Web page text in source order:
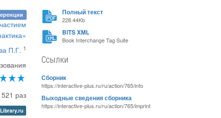
П.Г. 1
раз
Полный текст
228.44Kb
BITS XML
Book Interchange Tag Suite
Ссылки
Сборник
https://interactive-plus.ru/ru/action/765/info
Выходные сведения сборника
https://interactive-plus.ru/ru/action/765/imprint